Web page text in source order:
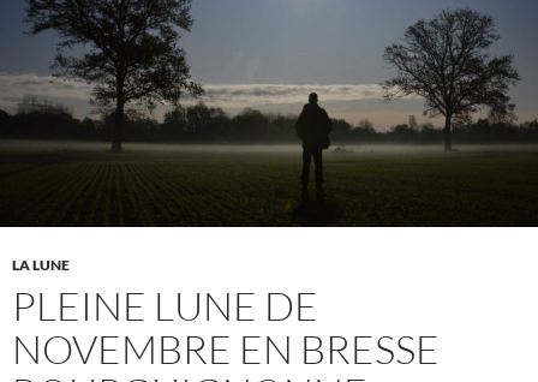
LA LUNE
PLEINE LUNE DE
NOVEMBRE EN BRESSE